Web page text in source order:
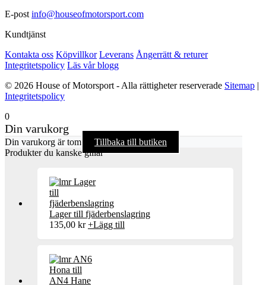
E-post info@houseofmotorsport.com
Kundtjänst
Kontakta oss Köpvillkor Leverans Ångerrätt & returer
Integritetspolicy Läs vår blogg
© 2026 House of Motorsport - Alla rättigheter reserverade Sitemap |
Integritetspolicy
0
Din varukorg
Din varukorg är tom
Tillbaka till butiken
Produkter du kanske gillar
Lager till fjäderbenslagring
135,00 kr +Lägg till